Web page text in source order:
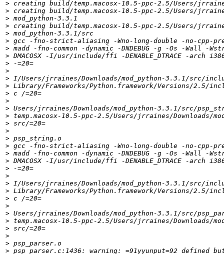
>
>
>
>
>
>
>
>
>
>
>
>
>
>
>
>
>
>
>
>
>
>
>
>
>
>
>
>
>
>
>
>
>
>